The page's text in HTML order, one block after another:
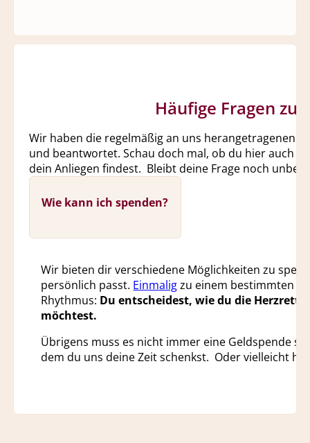
Häufige Fragen
Wir haben die regelmäßig an uns herangetragenen
und beantwortet. Schau doch mal, ob du hier auch
dein Anliegen findest. Bleibt deine Frage noch
Wie kann ich spenden?
Wir bieten dir verschiedene Möglichkeiten zu
persönlich passt. Einmaligzu einem bestimmten
Rhythmus: Du entscheidest, wie du die
möchtest.
Übrigens muss es nicht immer eine Geldspende
dem du uns deine Zeit schenkst. Oder vielleicht